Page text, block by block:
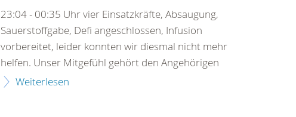
23:04 - 00:35 Uhr vier Einsatzkräfte, Absaugung,
Sauerstoffgabe, Defi angeschlossen, Infusion
vorbereitet, leider konnten wir diesmal nicht mehr
helfen. Unser Mitgefühl gehört den Angehörigen
Weiterlesen